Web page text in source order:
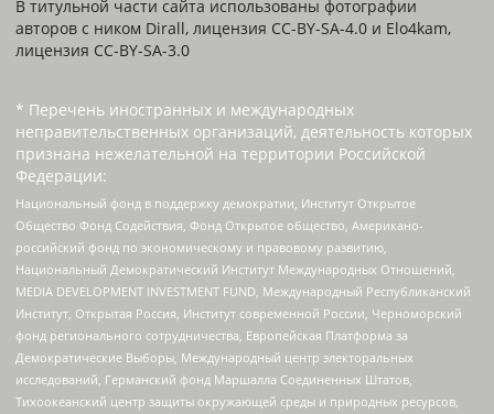
В титульной части сайта использованы фотографии
авторов с ником Dirall, лицензия CC-BY-SA-4.0 и Elo4kam,
лицензия CC-BY-SA-3.0
* Перечень иностранных и международных
неправительственных организаций, деятельность которых
признана нежелательной на территории Российской
Федерации:
Национальный фонд в поддержку демократии, Институт Открытое
Общество Фонд Содействия, Фонд Открытое общество, Американо-
российский фонд по экономическому и правовому развитию,
Национальный Демократический Институт Международных Отношений,
MEDIA DEVELOPMENT INVESTMENT FUND, Международный Республиканский
Институт, Открытая Россия, Институт современной России, Черноморский
фонд регионального сотрудничества, Европейская Платформа за
Демократические Выборы, Международный центр электоральных
исследований, Германский фонд Маршалла Соединенных Штатов,
Тихоокеанский центр защиты окружающей среды и природных ресурсов,